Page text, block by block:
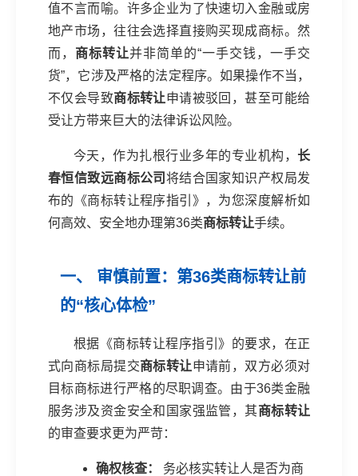
值不言而喻。许多企业为了快速切入金融或房
地产市场，往往会选择直接购买现成商标。然
而， 商标转让并非简单的“一手交钱，一手交
货”，它涉及严格的法定程序。如果操作不当，
不仅会导致商标转让申请被驳回，甚至可能给
受让方带来巨大的法律诉讼风险。
今天，作为扎根行业多年的专业机构， 长
春恒信致远商标公司 将结合国家知识产权局发
布的《商标转让程序指引》，为您深度解析如
何高效、安全地办理第36类商标转让手续。
一、 审慎前置：第36类商标转让前
的“核心体检”
根据《商标转让程序指引》的要求，在正
式向商标局提交商标转让申请前，双方必须对
目标商标进行严格的尽职调查。由于36类金融
服务涉及资金安全和国家强监管，其商标转让
的审查要求更为严苛：
确权核查：
务必核实转让人是否为商